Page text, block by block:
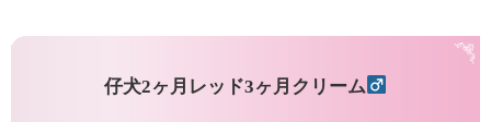
仔犬2ヶ月レッド3ヶ月クリーム